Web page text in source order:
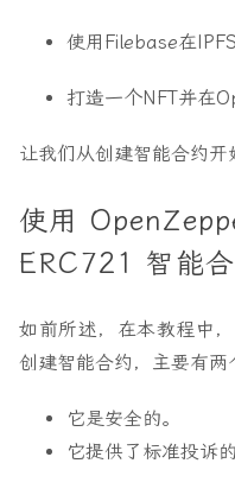
使用Filebase在
打造一个NFT并在
让我们从创建智能合约开
使用
ERC721 智能合
如前所述，在本教程中
创建智能合约 ，主要有两
它是安全的。
它提供了标准投诉